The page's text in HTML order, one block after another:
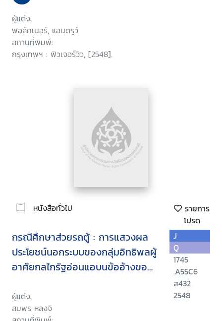
ผู้แต่ง:
ฟอล์คเนอร์, แอนดรูว์
สถานที่พิมพ์:
กรุงเทพฯ : ฟิวเจอร์วิว, [2548].
หนังสือทั่วไป
รายการ
โปรด
กรณีศึกษาส่วยรถตู้ : การแสวงผล
ประโยชน์นอกระบบของกลุ่มอิทธิพลผู้
อาศัยกลไกรัฐอ่อนแอบนข้ออ้างของ
ผู้แต่ง:
สมพร หลงจิ
J
Q
1745
.A55C6
ส432
2548